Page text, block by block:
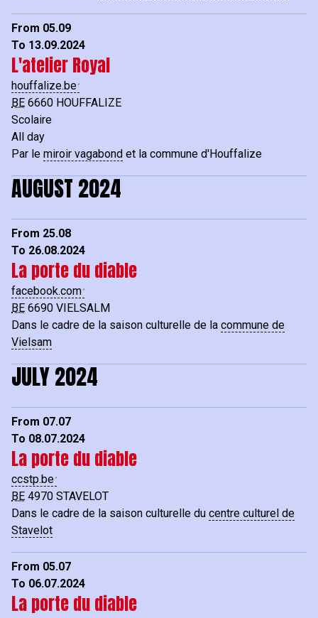
From 05.09
To 13.09.2024
L'atelier Royal
houffalize.be
BE 6660 HOUFFALIZE
Scolaire
All day
Par le miroir vagabond et la commune d'Houffalize
AUGUST 2024
From 25.08
To 26.08.2024
La porte du diable
facebook.com
BE 6690 VIELSALM
Dans le cadre de la saison culturelle de la commune de
Vielsam
JULY 2024
From 07.07
To 08.07.2024
La porte du diable
ccstp.be
BE 4970 STAVELOT
Dans le cadre de la saison culturelle du centre culturel de
Stavelot
From 05.07
To 06.07.2024
La porte du diable